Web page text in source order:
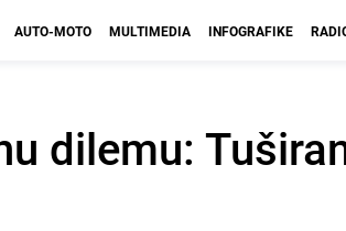
AUTO-MOTO MULTIMEDIA INFOGRAFIKE
dilemu: